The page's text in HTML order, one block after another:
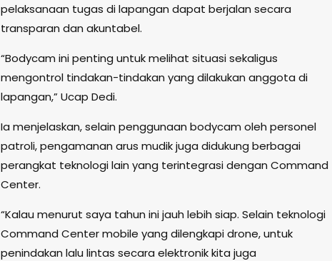
pelaksanaan tugas di lapangan dapat berjalan secara
transparan dan akuntabel.
“Bodycam ini penting untuk melihat situasi sekaligus
mengontrol tindakan-tindakan yang dilakukan anggota di
lapangan,” Ucap Dedi.
Ia menjelaskan, selain penggunaan bodycam oleh personel
patroli, pengamanan arus mudik juga didukung berbagai
perangkat teknologi lain yang terintegrasi dengan Command
Center.
“Kalau menurut saya tahun ini jauh lebih siap. Selain teknologi
Command Center mobile yang dilengkapi drone, untuk
penindakan lalu lintas secara elektronik kita juga